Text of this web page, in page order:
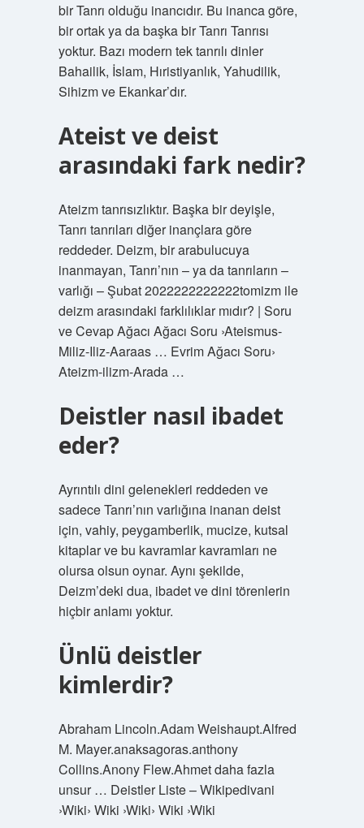
bir Tanrı olduğu inancıdır. Bu inanca göre,
bir ortak ya da başka bir Tanrı Tanrısı
yoktur. Bazı modern tek tanrılı dinler
Bahailik, İslam, Hıristiyanlık, Yahudilik,
Sihizm ve Ekankar’dır.
Ateist ve deist
arasındaki fark nedir?
Ateizm tanrısızlıktır. Başka bir deyişle,
Tanrı tanrıları diğer inançlara göre
reddeder. Deizm, bir arabulucuya
inanmayan, Tanrı’nın – ya da tanrıların –
varlığı – Şubat 2022222222222tomizm ile
deizm arasındaki farklılıklar mıdır? | Soru
ve Cevap Ağacı Ağacı Soru ›Ateismus-
Miliz-Iliz-Aaraas … Evrim Ağacı Soru›
Ateizm-ilizm-Arada …
Deistler nasıl ibadet
eder?
Ayrıntılı dini gelenekleri reddeden ve
sadece Tanrı’nın varlığına inanan deist
için, vahiy, peygamberlik, mucize, kutsal
kitaplar ve bu kavramlar kavramları ne
olursa olsun oynar. Aynı şekilde,
Deizm’deki dua, ibadet ve dini törenlerin
hiçbir anlamı yoktur.
Ünlü deistler
kimlerdir?
Abraham Lincoln.Adam Weishaupt.Alfred
M. Mayer.anaksagoras.anthony
Collins.Anony Flew.Ahmet daha fazla
unsur … Deistler Liste – Wikipedivani
›Wiki› Wiki ›Wiki› Wiki ›Wiki